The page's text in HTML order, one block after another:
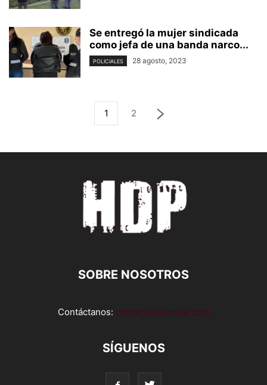
Se entregó la mujer sindicada
como jefa de una banda narco...
POLICIALES 28 agosto, 2023
1 2
SOBRE NOSOTROS
Contáctanos: contact@yoursite.com
SÍGUENOS